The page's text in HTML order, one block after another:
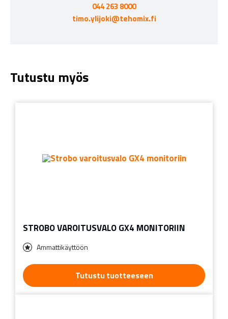
044 263 8000
timo.ylijoki@tehomix.fi
Tutustu myös
STROBO VAROITUSVALO GX4 MONITORIIN
Ammattikäyttöön
Tutustu tuotteeseen